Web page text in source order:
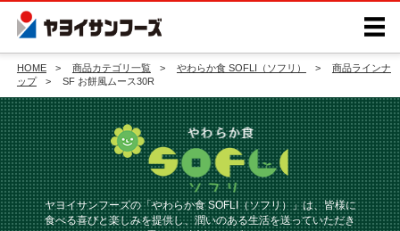
HOME 商品カテゴリ一覧 やわらか食 SOFLI（ソフリ）
商品ラインナ
ップ
SF お餅風ムース30R
ヤヨイサンフーズの「やわらか食 SOFLI（ソフリ）」は、皆様に
食べる喜びと楽しみを提供し、潤いのある生活を送っていただき